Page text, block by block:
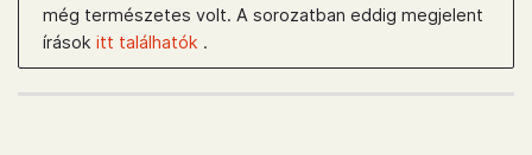
még természetes volt. A sorozatban eddig megjelent
írások itt találhatók .